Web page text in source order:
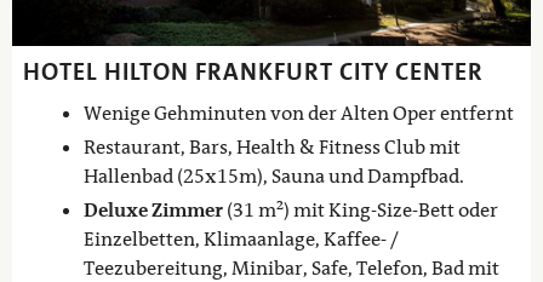
HOTEL HILTON FRANKFURT CITY CENTER
Wenige Gehminuten von der Alten Oper entfernt
Restaurant, Bars, Health & Fitness Club mit
Hallenbad (25x15m), Sauna und Dampfbad.
Deluxe Zimmer(31 m²) mit King-Size-Bett oder
Einzelbetten, Klimaanlage, Kaffee- /
Teezubereitung, Minibar, Safe, Telefon, Bad mit